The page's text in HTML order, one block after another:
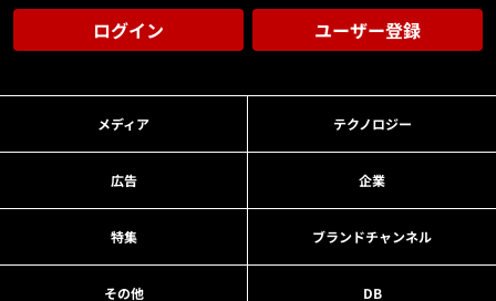
ログイン ユーザー登録
メディア テクノロジー
広告 企業
特集 ブランドチャンネル
その他 DB